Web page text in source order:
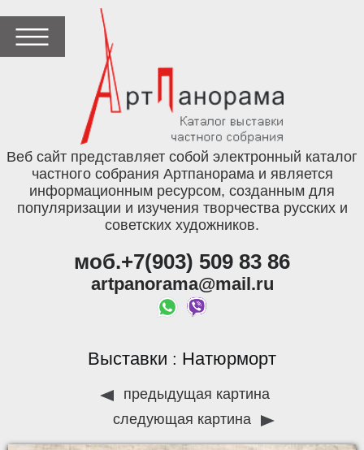
Веб сайт представляет собой электронный каталог
частного собрания Артпанорама и является
информационным ресурсом, созданным для
популяризации и изучения творчества русских и
советских художников.
моб.+7(903) 509 83 86
artpanorama@mail.ru
Выставки : Натюрморт
предыдущая картина
следующая картина